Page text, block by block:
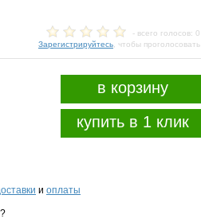
- всего голосов: 0
Зарегистрируйтесь , чтобы проголосовать
в корзину
купить в 1 клик
и оплаты